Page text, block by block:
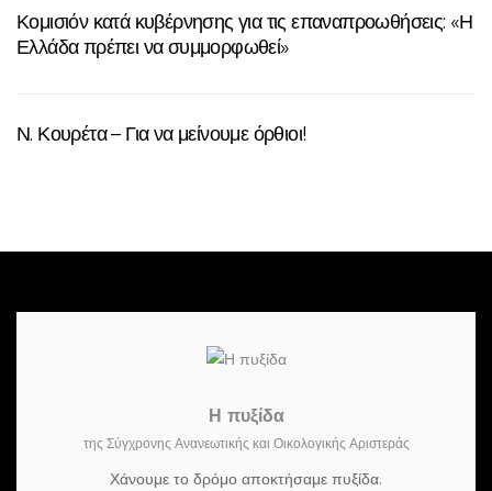
Κομισιόν κατά κυβέρνησης για τις επαναπροωθήσεις: «Η
Ελλάδα πρέπει να συμμορφωθεί»
Ν. Κουρέτα – Για να μείνουμε όρθιοι!
Η πυξίδα
της Σύγχρονης Ανανεωτικής και Οικολογικής Αριστεράς
Χάνουμε το δρόμο αποκτήσαμε πυξίδα.